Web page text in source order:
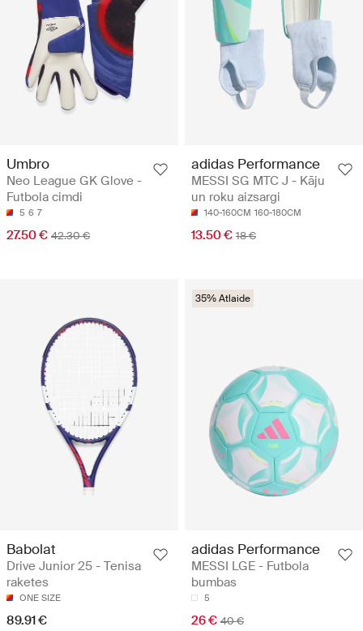
Umbro
Neo League GK Glove -
Futbola cimdi
5 6 7
27.50 € 42.30 €
adidas Performance
MESSI SG MTC J - Kāju
un roku aizsargi
140-160CM 160-180CM
13.50 € 18 €
Babolat
Drive Junior 25 - Tenisa
raketes
ONE SIZE
89.91 €
35% Atlaide
adidas Performance
MESSI LGE - Futbola
bumbas
5
26 € 40 €